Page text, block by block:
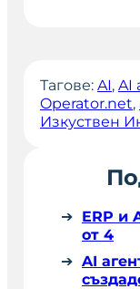
Тагове: AI, AI
Operator.net,
Изкуствен
ERP и
от 4
AI